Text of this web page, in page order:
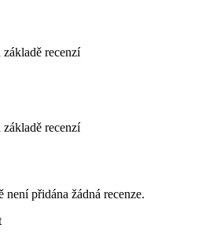
základě recenzí
základě recenzí
přidána žádná recenze.